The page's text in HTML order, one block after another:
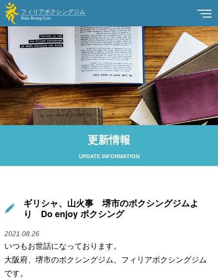
更新情報
UPDATE INFORMATION
ギリシャ、山火事 堺市のボクシングジムよ
り Do enjoy ボクシング
2021.08.26
いつもお世話になっております。
大阪府、堺市のボクシングジム、フィリアボクシングジム
です。